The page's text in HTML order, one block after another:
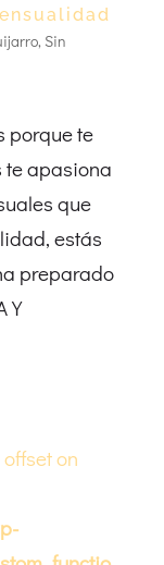
, Sin
porque te
te apasiona
que
estás
preparado
Y
on